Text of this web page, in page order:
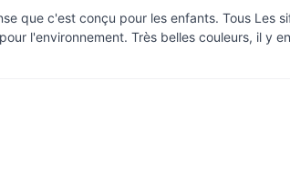
que c'est conçu pour les enfants. Tous Les
l'environnement. Très belles couleurs, il y